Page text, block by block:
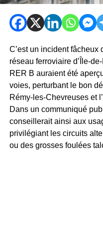
C’est un incident
réseau ferroviaire d’Île-
RER B auraient été
voies, perturbant le bon
Rémy-les-Chevreuses et
Dans un communiqué
conseillerait ainsi aux
privilégiant les circuits
ou des grosses foulées